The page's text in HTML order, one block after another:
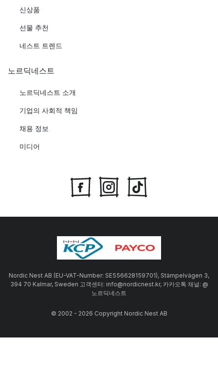
신상품
선물 추천
네스트 트렌드
노르딕네스트
노르딕네스트 소개
기업의 사회적 책임
채용 정보
미디어
Nordic Nest AB (EU-VAT-Number: SE556628159701), Stämpelvägen 3,
394 70 Kalmar, Sweden 고객센터: info@nordicnest.kr, 카카오톡 채널: @
노르딕네스트
© 2002 - 2026 Copyright Nordic Nest AB